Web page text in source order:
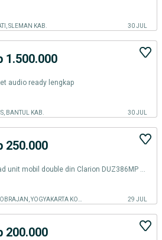
SLEMAN KAB. 30 JUL
1.500.000
audio ready lengkap
BANTUL KAB. 30 JUL
250.000
29 JUL
200.000